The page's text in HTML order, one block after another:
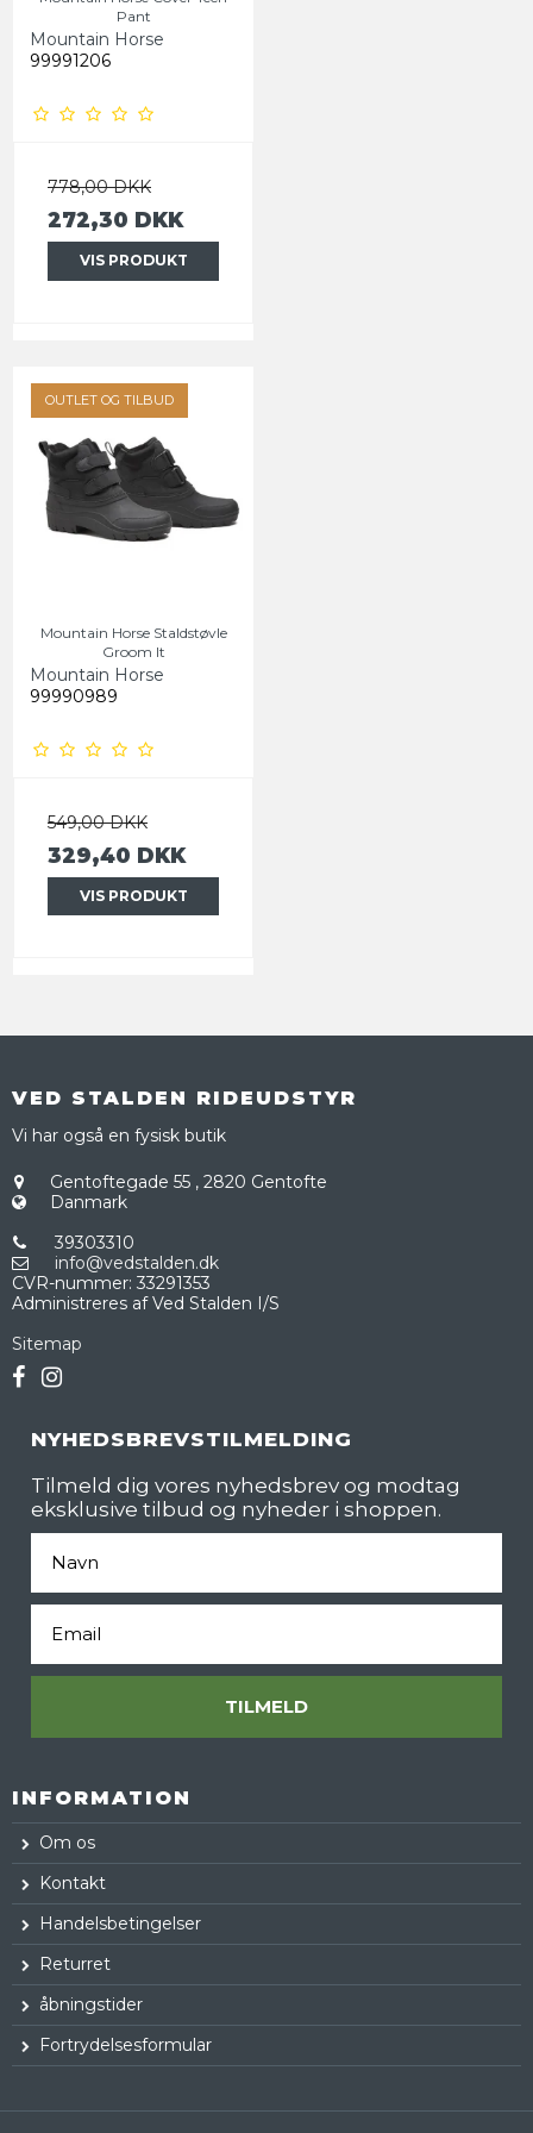
Pant
Mountain Horse
99991206
778,00 DKK
272,30 DKK
VIS PRODUKT
OUTLET OG TILBUD
Mountain Horse Staldstøvle
Groom It
Mountain Horse
99990989
549,00 DKK
329,40 DKK
VIS PRODUKT
VED STALDEN RIDEUDSTYR
Vi har også en fysisk butik
Gentoftegade 55 , 2820 Gentofte
Danmark
39303310
info@vedstalden.dk
CVR-nummer: 33291353
Administreres af Ved Stalden I/S
Sitemap
NYHEDSBREVSTILMELDING
Tilmeld dig vores nyhedsbrev og modtag
eksklusive tilbud og nyheder i shoppen.
TILMELD
INFORMATION
Om os
Kontakt
Handelsbetingelser
Returret
åbningstider
Fortrydelsesformular